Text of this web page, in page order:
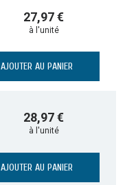
27,97 €
à l'unité
AJOUTER AU PANIER
28,97 €
à l'unité
AJOUTER AU PANIER